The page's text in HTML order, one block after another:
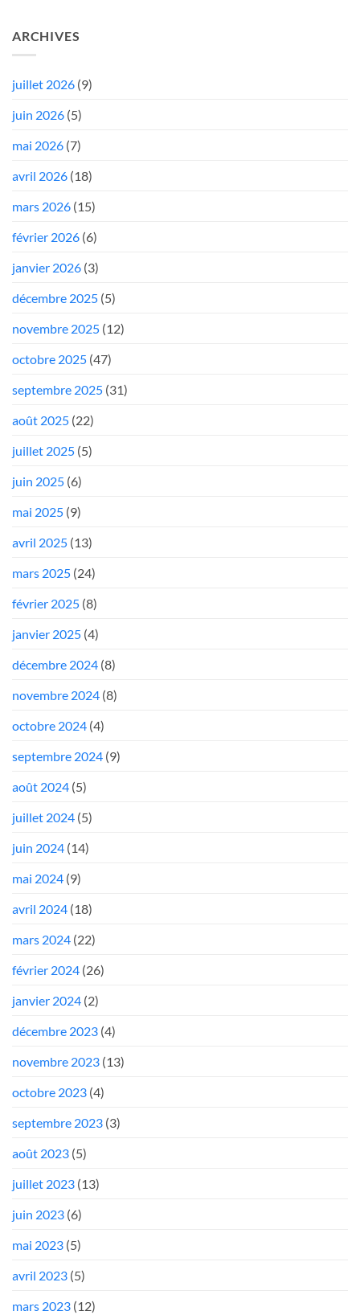
ARCHIVES
juillet 2026 (9)
juin 2026 (5)
mai 2026 (7)
avril 2026 (18)
mars 2026 (15)
février 2026 (6)
janvier 2026 (3)
décembre 2025 (5)
novembre 2025 (12)
octobre 2025 (47)
septembre 2025 (31)
août 2025 (22)
juillet 2025 (5)
juin 2025 (6)
mai 2025 (9)
avril 2025 (13)
mars 2025 (24)
février 2025 (8)
janvier 2025 (4)
décembre 2024 (8)
novembre 2024 (8)
octobre 2024 (4)
septembre 2024 (9)
août 2024 (5)
juillet 2024 (5)
juin 2024 (14)
mai 2024 (9)
avril 2024 (18)
mars 2024 (22)
février 2024 (26)
janvier 2024 (2)
décembre 2023 (4)
novembre 2023 (13)
octobre 2023 (4)
septembre 2023 (3)
août 2023 (5)
juillet 2023 (13)
juin 2023 (6)
mai 2023 (5)
avril 2023 (5)
mars 2023 (12)